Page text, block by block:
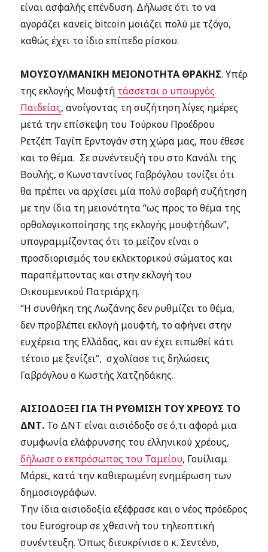
είναι ασφαλής επένδυση. Δήλωσε ότι το να
αγοράζει κανείς bitcoin μοιάζει πολύ με τζόγο,
καθώς έχει το ίδιο επίπεδο ρίσκου.
ΜΟΥΣΟΥΛΜΑΝΙΚΗ ΜΕΙΟΝΟΤΗΤΑ ΘΡΑΚΗΣ.Υπέρ
της εκλογής Μουφτή τάσσεται ο υπουργός
Παιδείας, ανοίγοντας τη συζήτηση λίγες ημέρες
μετά την επίσκεψη του Τούρκου Προέδρου
Ρετζέπ Ταγίπ Ερντογάν στη χώρα μας, που έθεσε
και το θέμα. Σε συνέντευξή του στο Κανάλι της
Βουλής, ο Κωνσταντίνος Γαβρόγλου τονίζει ότι
θα πρέπει να αρχίσει μία πολύ σοβαρή συζήτηση
με την ίδια τη μειονότητα “ως προς το θέμα της
ορθολογικοποίησης της εκλογής μουφτήδων”,
υπογραμμίζοντας ότι το μείζον είναι ο
προσδιορισμός του εκλεκτορικού σώματος και
παραπέμποντας και στην εκλογή του
Οικουμενικού Πατριάρχη.
“Η συνθήκη της Λωζάνης δεν ρυθμίζει το θέμα,
δεν προβλέπει εκλογή μουφτή, το αφήνει στην
ευχέρεια της Ελλάδας, και αν έχει ειπωθεί κάτι
τέτοιο με ξενίζει”, σχολίασε τις δηλώσεις
Γαβρόγλου ο Κωστής Χατζηδάκης.
ΑΙΣΙΟΔΟΞΕΙ ΓΙΑ ΤΗ ΡΥΘΜΙΣΗ ΤΟΥ ΧΡΕΟΥΣ ΤΟ
ΔΝΤ. Το ΔΝΤ είναι αισιόδοξο σε ό,τι αφορά μια
συμφωνία ελάφρυνσης του ελληνικού χρέους,
δήλωσε ο εκπρόσωπος του Ταμείου, Γουίλιαμ
Μάρεϊ, κατά την καθιερωμένη ενημέρωση των
δημοσιογράφων.
Την ίδια αισιοδοξία εξέφρασε και ο νέος πρόεδρος
του Eurogroup σε χθεσινή του τηλεοπτική
συνέντευξη. Όπως διευκρίνισε ο κ. Σεντένο,